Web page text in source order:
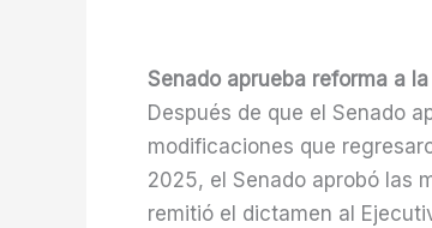
Senado aprueba reforma a
Después de que el Senado
modificaciones que
2025, el Senado aprobó las
remitió el dictamen al